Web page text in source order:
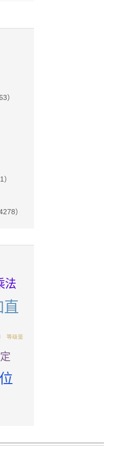
）
）
法
直
等级鉴